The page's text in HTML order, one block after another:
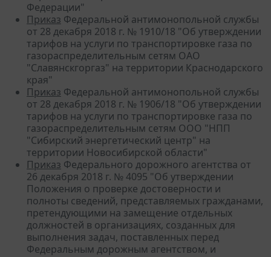
Федерации"
Приказ Федеральной антимонопольной службы
от 28 декабря 2018 г. № 1910/18 "Об утверждении
тарифов на услуги по транспортировке газа по
газораспределительным сетям ОАО
"Славянскгоргаз" на территории Краснодарского
края"
Приказ Федеральной антимонопольной службы
от 28 декабря 2018 г. № 1906/18 "Об утверждении
тарифов на услуги по транспортировке газа по
газораспределительным сетям ООО "НПП
"Сибирский энергетический центр" на
территории Новосибирской области"
Приказ Федерального дорожного агентства от
26 декабря 2018 г. № 4095 "Об утверждении
Положения о проверке достоверности и
полноты сведений, представляемых гражданами,
претендующими на замещение отдельных
должностей в организациях, созданных для
выполнения задач, поставленных перед
Федеральным дорожным агентством, и